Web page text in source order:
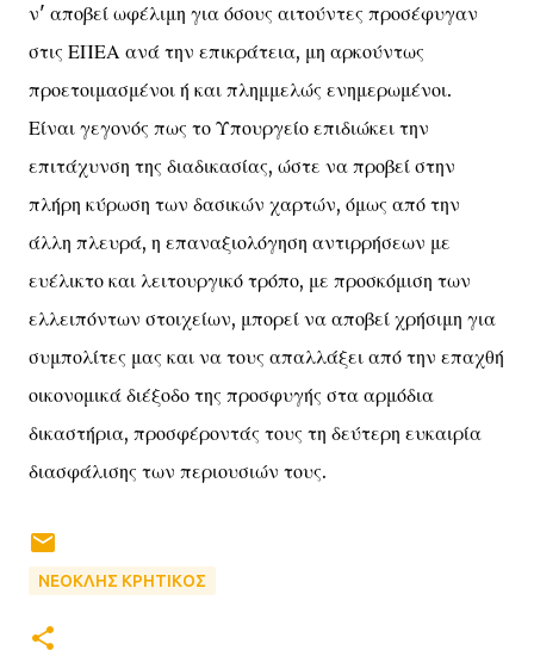
ν' αποβεί ωφέλιμη για όσους αιτούντες προσέφυγαν
στις ΕΠΕΑ ανά την επικράτεια, μη αρκούντως
προετοιμασμένοι ή και πλημμελώς ενημερωμένοι.
Είναι γεγονός πως το Υπουργείο επιδιώκει την
επιτάχυνση της διαδικασίας, ώστε να προβεί στην
πλήρη κύρωση των δασικών χαρτών, όμως από την
άλλη πλευρά, η επαναξιολόγηση αντιρρήσεων με
ευέλικτο και λειτουργικό τρόπο, με προσκόμιση των
ελλειπόντων στοιχείων, μπορεί να αποβεί χρήσιμη για
συμπολίτες μας και να τους απαλλάξει από την επαχθή
οικονομικά διέξοδο της προσφυγής στα αρμόδια
δικαστήρια, προσφέροντάς τους τη δεύτερη ευκαιρία
διασφάλισης των περιουσιών τους.
ΝΕΟΚΛΗΣ ΚΡΗΤΙΚΟΣ